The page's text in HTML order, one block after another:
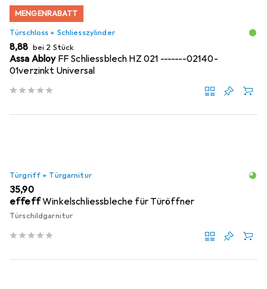
MENGENRABATT
Türschloss + Schliesszylinder
EUR
8,88 bei 2 Stück
Assa Abloy FF Schliessblech HZ 021 -------02140-
01verzinkt Universal
Türgriff + Türgarnitur
EUR
35,90
effeffWinkelschliessbleche für Türöffner
Türschildgarnitur